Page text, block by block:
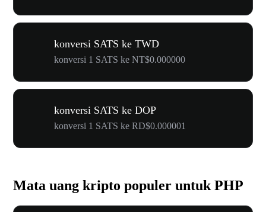
konversi SATS ke TWD
konversi 1 SATS ke NT$0.000000
konversi SATS ke DOP
konversi 1 SATS ke RD$0.000001
Mata uang kripto populer untuk PHP